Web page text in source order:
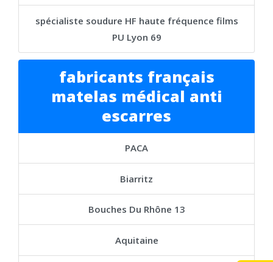
spécialiste soudure HF haute fréquence films
PU Lyon 69
fabricants français
matelas médical anti
escarres
PACA
Biarritz
Bouches Du Rhône 13
Aquitaine